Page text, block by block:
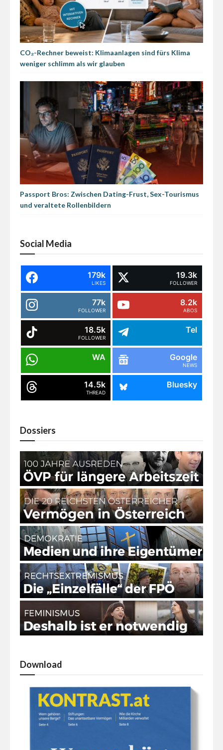
CO₂-Rechner beweist: Klimaanlagen sind fürs Klima
weniger schlimm als wir glauben
Passport Bros: Zwischen Dating-Frust, Sex-Tourismus
und veraltete Rollenbildern
Social Media
179k
LIKES
19.3k
FOLLOWER
77k
FOLLOWER
8.2k
ABOS
18.5k
FOLLOWER
Tel
WA Google
NEWS
14.5k
THREAD
Bluesky
Dossiers
Download